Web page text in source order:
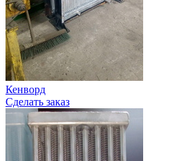
Кенворд
Сделать заказ